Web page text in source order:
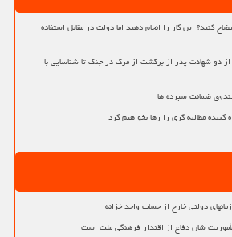
کنید؟ این کار را انجام دهید اما دولت در مقابل استفاده
دو شهادت پدر از برگشت از مرگ در جنگ تا شناسایی با
ضمانت سپرده ها
مطالبه گری را رها نخواهیم کرد
شان دفاع از اقتدار فرهنگی ملت است